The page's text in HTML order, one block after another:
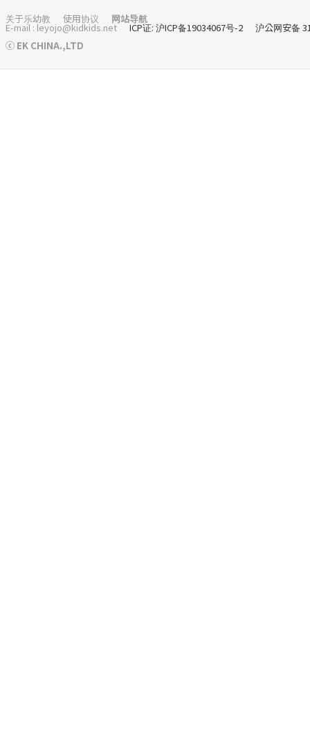
关于乐幼教 使用协议 网站导航
E-mail : leyojo@kidkids.net ICP证: 沪ICP备19034067号-2
沪公网安备
ⓒ EK CHINA.,LTD